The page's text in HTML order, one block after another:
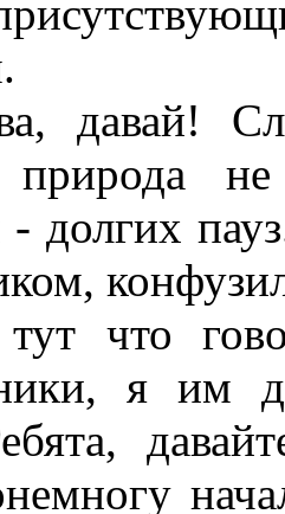
давай!
природа
долгих
что
я им